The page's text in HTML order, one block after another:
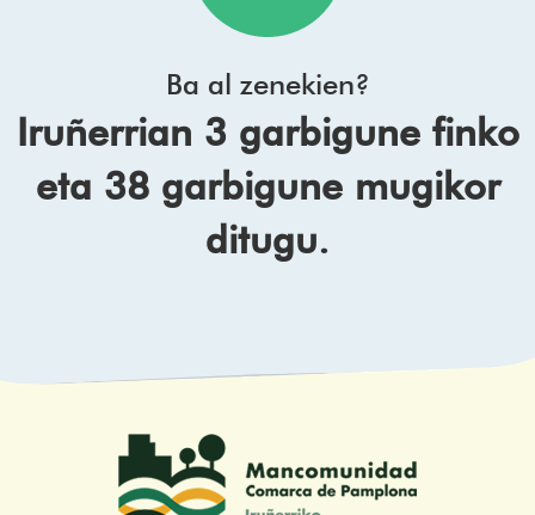
Ba al zenekien?
Iruñerrian 3 garbigune finko
eta 38 garbigune mugikor
ditugu.